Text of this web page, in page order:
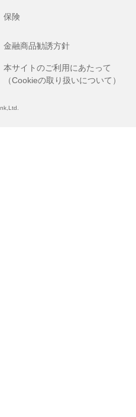
保険
金融商品勧誘方針
本サイトのご利用にあたって
（Cookieの取り扱いについて）